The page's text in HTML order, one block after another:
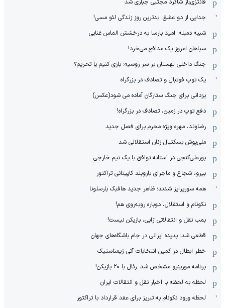
فانتزی‌باز شاگرد مجتبی جباری شد
جدایی از دو عشق؛ بدترین روز زندگی لئو مسی!
شبیه دمبله: امید بارسا به درخشش الماس غنایی
سپاهان امروز یک مدافع می‌خرد!
جنگ داخلی لهستان بر سر روسیه: بازی کنیم یا تحریم؟
یک توپ فوتبال و تصادف در بزرگراه
یزدانی برای جنگ ستارگان آماده می شود(عکس)
دفع توپ در زمین، تصادف در بزرگراه!
رضاوند، مهره ویژه محرم برای فصل جدید
ملی‌پوش بسکتبال زنان استقلالی شد
پورعلی‌گنجی در آستانه توافق با یک تیم خارجی
بیرو، شجاع و ماجرای بازوبند کاپیتانی تراکتور
همه سورپرایز شدند؛ ظاهر جدید هافبک بارسلونا
نکونام و استقلال، دوباره روبه‌روی هم!
بمب نقل و انتقالاتی ژابی، بازیکن نیست!
قطعی شد: پدیده ایرانی در جام باشگاه‌های جهان
خطر ابطال در کمین انتخابات آتی ژیمناستیک
برنامه مورینیو مشخص شد: رئال با ۲۰ بازیکن!
لحظه به لحظه با اخبار نقل و انتقالات ایران
لحظه ورود نکونام به تبریز برای عقد قرارداد با تراکتور